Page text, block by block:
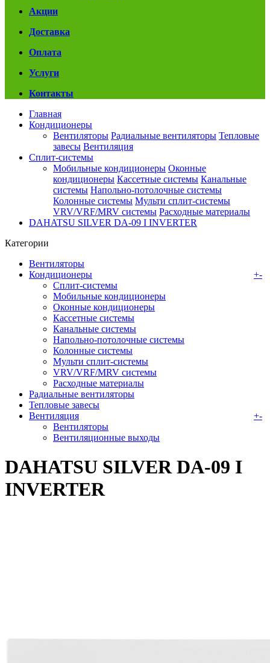
Акции
Доставка
Оплата
Услуги
Контакты
Главная
Кондиционеры
Вентиляторы Радиальные вентиляторы Тепловые
завесы Вентиляция
Сплит-системы
Мобильные кондиционеры Оконные
кондиционеры Кассетные системы Канальные
системы Напольно-потолочные системы
Колонные системы Мульти сплит-системы
VRV/VRF/MRV системы Расходные материалы
DAHATSU SILVER DA-09 I INVERTER
Категории
Вентиляторы
Кондиционеры
+-
Сплит-системы
Мобильные кондиционеры
Оконные кондиционеры
Кассетные системы
Канальные системы
Напольно-потолочные системы
Колонные системы
Мульти сплит-системы
VRV/VRF/MRV системы
Расходные материалы
Радиальные вентиляторы
Тепловые завесы
Вентиляция
+-
Вентиляторы
Вентиляционные выходы
DAHATSU SILVER DA-09 I
INVERTER